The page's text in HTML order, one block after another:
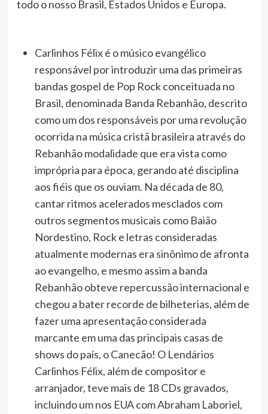
todo o nosso Brasil, Estados Unidos e Europa.
Carlinhos Félix é o músico evangélico
responsável por introduzir uma das primeiras
bandas gospel de Pop Rock conceituada no
Brasil, denominada Banda Rebanhão, descrito
como um dos responsáveis por uma revolução
ocorrida na música cristã brasileira através do
Rebanhão modalidade que era vista como
imprópria para época, gerando até disciplina
aos fiéis que os ouviam. Na década de 80,
cantar ritmos acelerados mesclados com
outros segmentos musicais como Baião
Nordestino, Rock e letras consideradas
atualmente modernas era sinônimo de afronta
ao evangelho, e mesmo assim a banda
Rebanhão obteve repercussão internacional e
chegou a bater recorde de bilheterias, além de
fazer uma apresentação considerada
marcante em uma das principais casas de
shows do país, o Canecão! O Lendários
Carlinhos Félix, além de compositor e
arranjador, teve mais de 18 CDs gravados,
incluindo um nos EUA com Abraham Laboriel,